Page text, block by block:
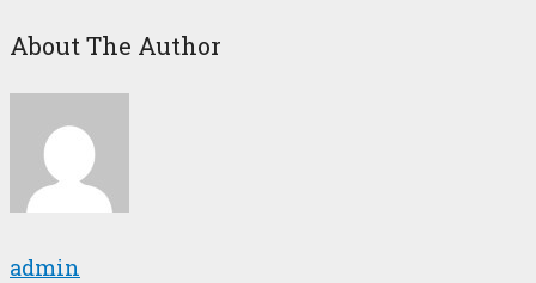
About The Author
admin